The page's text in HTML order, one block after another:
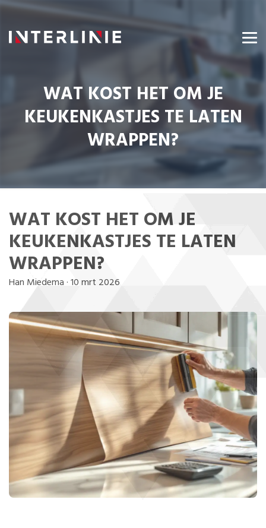
WAT KOST HET OM JE
KEUKENKASTJES TE LATEN
WRAPPEN?
WAT KOST HET OM JE
KEUKENKASTJES TE LATEN
WRAPPEN?
Han Miedema ·10 mrt 2026